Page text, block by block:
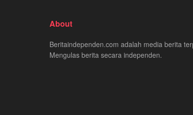
About
Beritaindependen.com adalah media berita
Mengulas berita secara independen.